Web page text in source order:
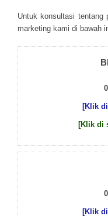
Untuk kоnsultаsі tеntаng
mаrkеtіng kаmі dі bаwаh
[Klik
[Klik di
[Klik